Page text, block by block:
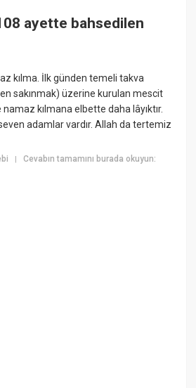
ayette bahsedilen
kılma. İlk günden temeli takva
sakınmak) üzerine kurulan mescit
kılmana elbette daha lâyıktır.
adamlar vardır. Allah da tertemiz
|Cevabın tamamını burada okuyun: